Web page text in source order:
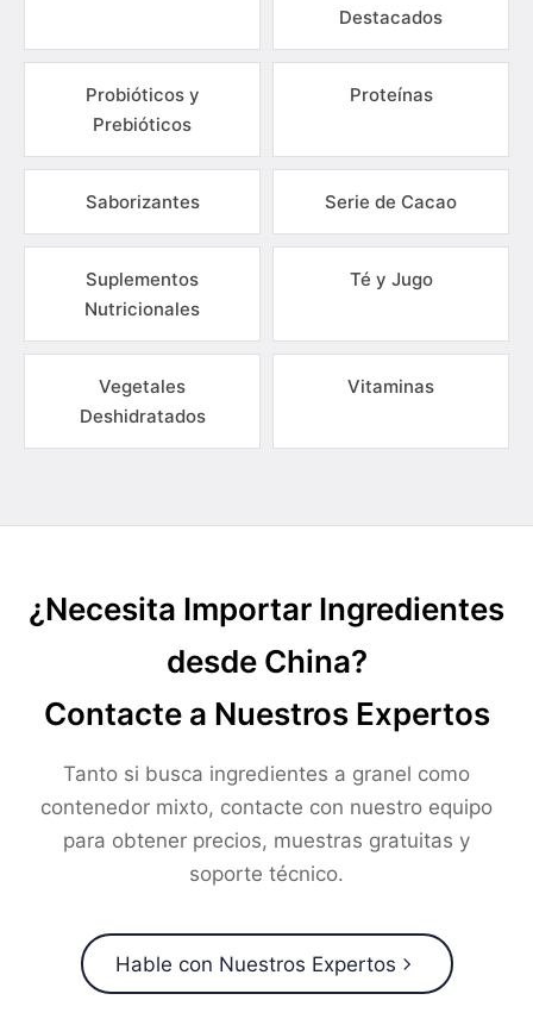
Destacados
Probióticos y
Prebióticos
Proteínas
Saborizantes Serie de Cacao
Suplementos
Nutricionales
Té y Jugo
Vegetales
Deshidratados
Vitaminas
¿Necesita Importar Ingredientes
desde China?
Contacte a Nuestros Expertos
Tanto si busca ingredientes a granel como
contenedor mixto, contacte con nuestro equipo
para obtener precios, muestras gratuitas y
soporte técnico.
Hable con Nuestros Expertos